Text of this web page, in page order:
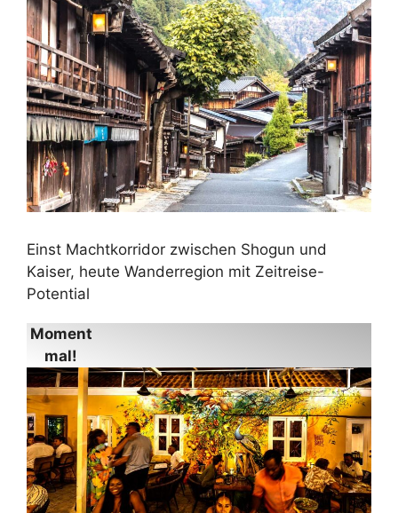
Einst Machtkorridor zwischen Shogun und
Kaiser, heute Wanderregion mit Zeitreise-
Potential
Moment
mal!